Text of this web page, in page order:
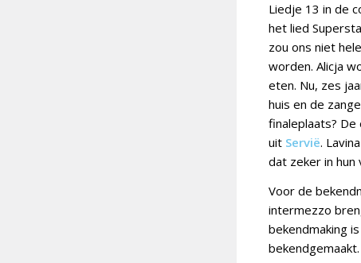
Liedje 13 in de
het lied
zou ons niet
worden. Alicja
eten. Nu, zes
huis en de
finaleplaats?
uit Servië.
dat zeker in
Voor de
intermezzo
bekendmaking
bekendgemaakt.